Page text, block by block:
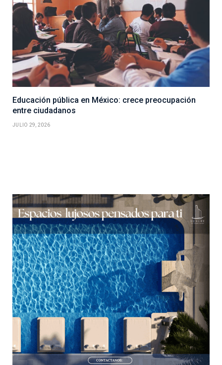
Educación pública en México: crece preocupación
entre ciudadanos
JULIO 29, 2026